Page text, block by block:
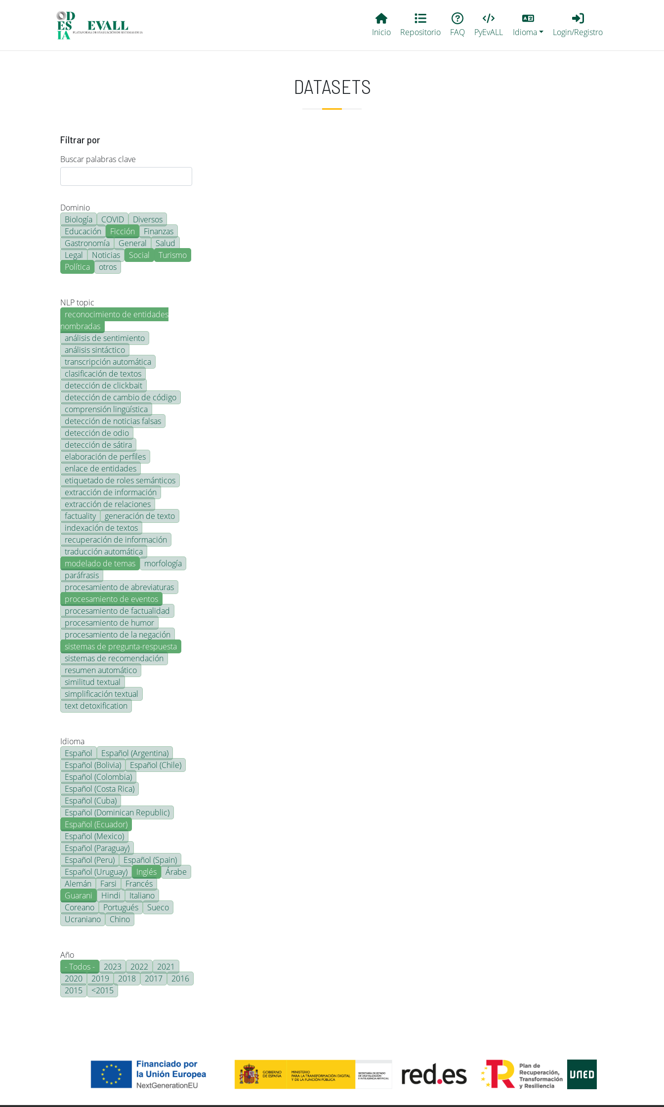
Main EvALL
Inicio Repositorio FAQ PyEvALL
Lang
Idioma
Login_Registro
Login/Registro
DATASETS
Filtrar por
Buscar palabras clave
Dominio
Biología
COVID
Diversos
Educación
Ficción
Finanzas
Gastronomía
General
Salud
Legal
Noticias Social
Turismo
Política
otros
NLP topic
reconocimiento de entidades
nombradas
análisis de sentimiento
análisis sintáctico
transcripción automática
clasificación de textos
detección de clickbait
detección de cambio de código
comprensión lingüística
detección de noticias falsas
detección de odio
detección de sátira
elaboración de perfiles
enlace de entidades
etiquetado de roles semánticos
extracción de información
extracción de relaciones
factuality
generación de texto
indexación de textos
recuperación de información
traducción automática
modelado de temas
morfología
paráfrasis
procesamiento de abreviaturas
procesamiento de eventos
procesamiento de factualidad
procesamiento de humor
procesamiento de la negación
sistemas de pregunta-respuesta
sistemas de recomendación
resumen automático
similitud textual
simplificación textual
text detoxification
Idioma
Español
Español (Argentina)
Español (Bolivia)
Español (Chile)
Español (Colombia)
Español (Costa Rica)
Español (Cuba)
Español (Dominican Republic)
Español (Ecuador)
Español (Mexico)
Español (Paraguay)
Español (Peru)
Español (Spain)
Español (Uruguay)
Inglés
Árabe
Alemán
Farsi
Francés
Guarani
Hindi
Italiano
Coreano
Portugués
Sueco
Ucraniano
Chino
Año
- Todos -
2023 2022
2021
2020
2019 2018 2017
2016
2015
<2015